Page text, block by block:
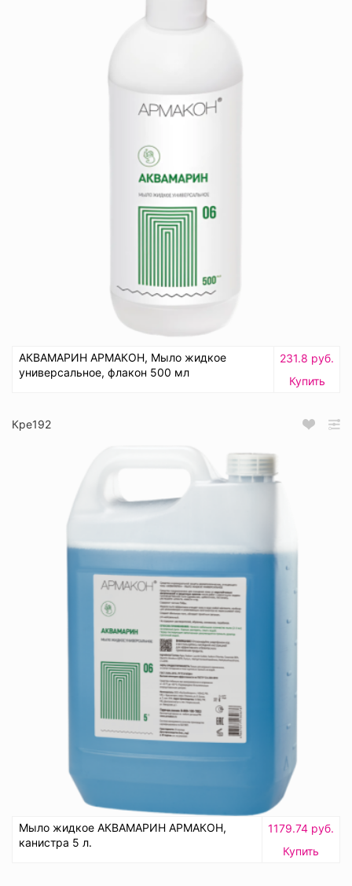
АКВАМАРИН АРМАКОН, Мыло жидкое
универсальное, флакон 500 мл
231.8 руб.
Купить
Кре192
Мыло жидкое АКВАМАРИН АРМАКОН,
канистра 5 л.
1179.74 руб.
Купить